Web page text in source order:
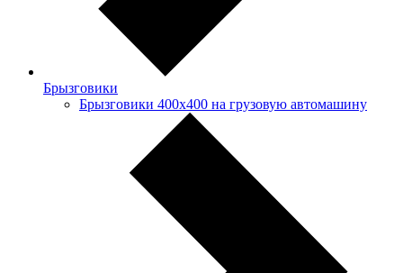
Брызговики
Брызговики 400х400 на грузовую автомашину